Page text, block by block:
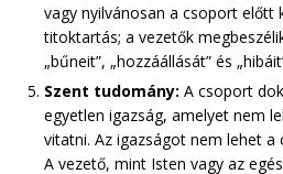
vagy nyilvánosan a csoport előtt
titoktartás; a vezetők
„bűneit”, „hozzáállását” és
Szent tudomány: A csoport
egyetlen igazság, amelyet nem
vitatni. Az igazságot nem lehet
A vezető, mint Isten vagy az